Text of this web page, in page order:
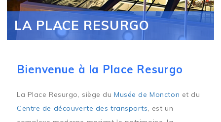
LA PLACE RESURGO
Bienvenue à la Place Resurgo
La Place Resurgo, siège duMusée de Moncton et du
Centre de découverte des transports, est un